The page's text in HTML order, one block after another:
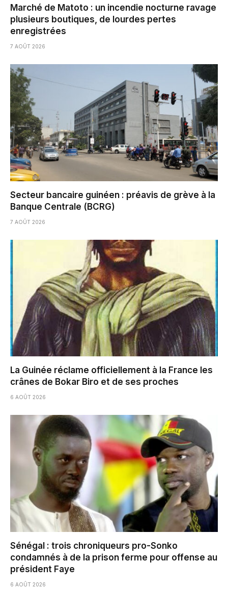
Marché de Matoto : un incendie nocturne ravage
plusieurs boutiques, de lourdes pertes
enregistrées
7 AOÛT 2026
Secteur bancaire guinéen : préavis de grève à la
Banque Centrale (BCRG)
7 AOÛT 2026
La Guinée réclame officiellement à la France les
crânes de Bokar Biro et de ses proches
6 AOÛT 2026
Sénégal : trois chroniqueurs pro-Sonko
condamnés à de la prison ferme pour offense au
président Faye
6 AOÛT 2026